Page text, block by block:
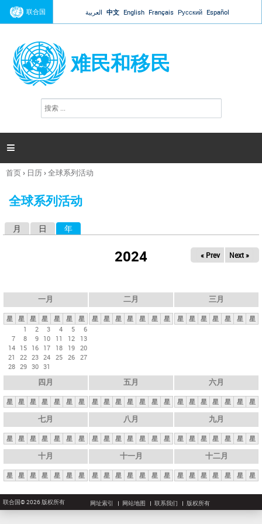
Jump to navigation
联合国 العربية 中文 English Français Русский Español
难民和移民
搜
索

你
这
首页› 日历›全球系列活动
全球系列活动
月 日 年
2024 « Prev Next »
一月
星 星 星 星 星 星
星
1
2 3 4 5
6
7
8 9 10 11 12
13
14 15 16 17 18 19 20
21
22 23 24 25 26 27
28 29 30 31
二月
星 星 星 星 星 星 星
三月
星 星 星 星 星 星 星
四月
星 星 星 星 星 星 星
五月
星 星 星 星 星 星 星
六月
星 星 星 星 星 星 星
七月
星 星 星 星 星 星 星
八月
星 星 星 星 星 星 星
九月
星 星 星 星 星 星 星
十月
星 星 星 星 星 星 星
十一月
星 星 星 星 星 星 星
十二月
星 星 星 星 星 星 星
联合国© 2026 版权所有 网址索引 网站地图 联系我们 版权所有